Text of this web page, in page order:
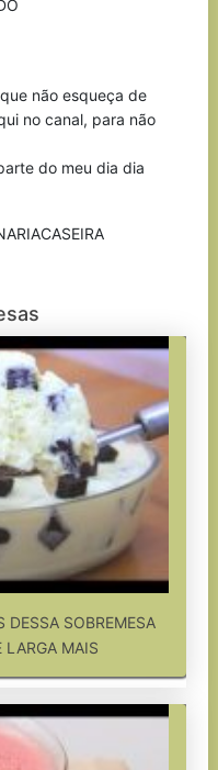
não esqueça de
no canal, para não
do meu dia dia
DESSA SOBREMESA
LARGA MAIS